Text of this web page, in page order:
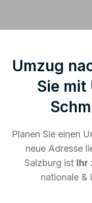
Umzug
Sie mit
Planen Sie einen
neue Adresse
Salzburg ist Ihr
nationale &